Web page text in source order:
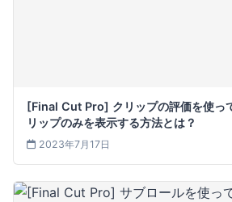
[Final Cut Pro] クリップの評価を使っ
リップのみを表示する方法とは？
2023年7月17日